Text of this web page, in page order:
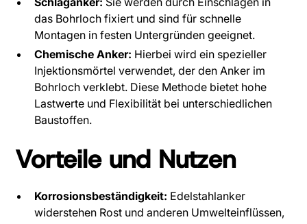
das Bohrloch fixiert und sind für schnelle
Montagen in festen Untergründen geeignet.
Chemische Anker: Hierbei wird ein spezieller
Injektionsmörtel verwendet, der den Anker im
Bohrloch verklebt. Diese Methode bietet hohe
Lastwerte und Flexibilität bei unterschiedlichen
Baustoffen.
Vorteile und Nutzen
Korrosionsbeständigkeit: Edelstahlanker
widerstehen Rost und anderen Umwelteinflüssen,